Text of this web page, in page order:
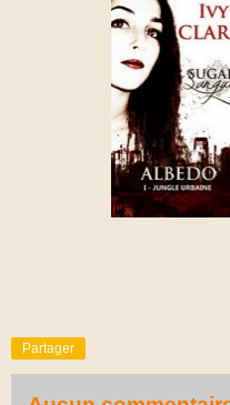
Partager